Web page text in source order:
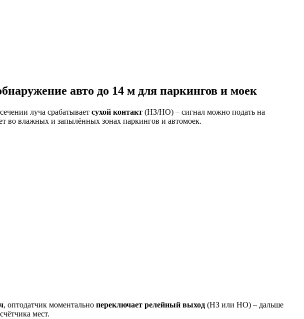
авто до 14 м для паркингов и моек
луча срабатывает сухой контакт (НЗ/НО) – сигнал можно подать на
во влажных и запылённых зонах паркингов и автомоек.
, оптодатчик моментально переключает релейный выход (НЗ или НО) – дальше
мест.